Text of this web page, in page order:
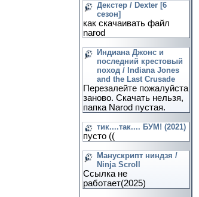
Декстер / Dexter [6
сезон]
как скачаивать файл
narod
Индиана Джонс и
последний крестовый
поход / Indiana Jones
and the Last Crusade
Перезалейте пожалуйста
заново. Скачать нельзя,
папка Narod пустая.
тик....так.... БУМ! (2021)
пусто ((
Манускрипт ниндзя /
Ninja Scroll
Ссылка не
работает(2025)